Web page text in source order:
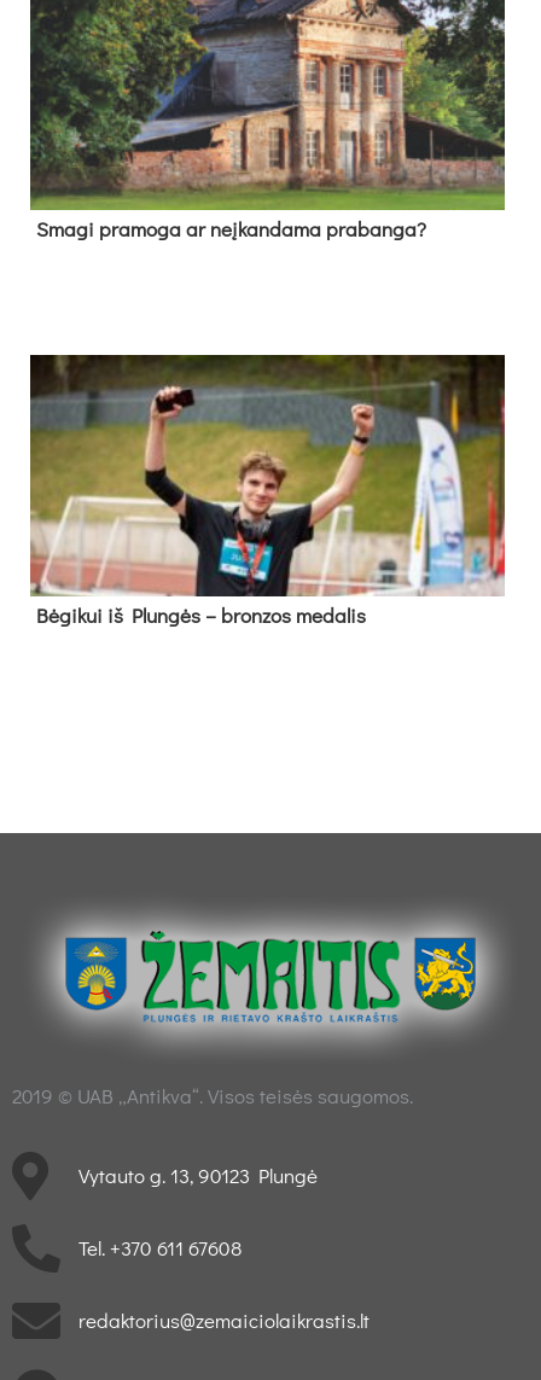
Sma­gi pra­mo­ga ar neį­kan­da­ma pra­ban­ga?
Bė­gi­kui iš Plun­gės – bron­zos me­da­lis
2019 © UAB „Antikva“. Visos teisės saugomos.
Vytauto g. 13, 90123 Plungė
Tel. +370 611 67608
redaktorius@zemaiciolaikrastis.lt